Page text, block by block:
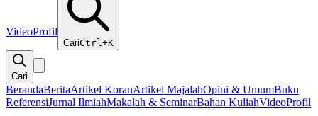
VideoProfil
CariCtrl+K
Cari
BerandaBeritaArtikel KoranArtikel MajalahOpini & UmumBuku
ReferensiJurnal IlmiahMakalah & SeminarBahan KuliahVideoProfil